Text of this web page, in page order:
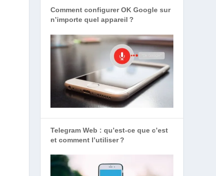
Comment configurer OK Google sur
n’importe quel appareil ?
Telegram Web : qu’est-ce que c’est
et comment l’utiliser ?